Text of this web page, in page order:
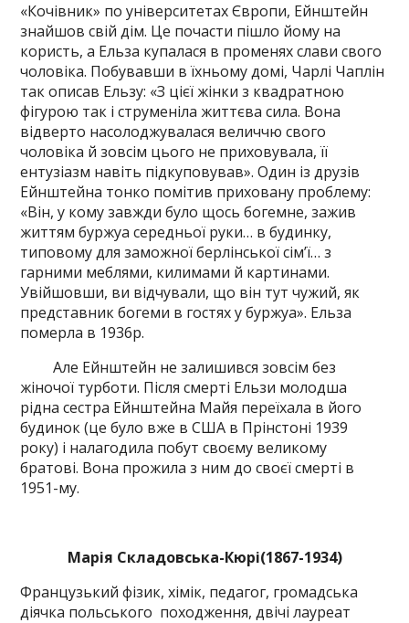
«Кочівник» по університетах Європи, Ейнштейн
знайшов свій дім. Це почасти пішло йому на
користь, а Ельза купалася в променях слави свого
чоловіка. Побувавши в їхньому домі, Чарлі Чаплін
так описав Ельзу: «З цієї жінки з квадратною
фігурою так і струменіла життєва сила. Вона
відверто насолоджувалася величчю свого
чоловіка й зовсім цього не приховувала, її
ентузіазм навіть підкуповував». Один із друзів
Ейнштейна тонко помітив приховану проблему:
«Він, у кому завжди було щось богемне, зажив
життям буржуа середньої руки… в будинку,
типовому для заможної берлінської сім’ї… з
гарними меблями, килимами й картинами.
Увійшовши, ви відчували, що він тут чужий, як
представник богеми в гостях у буржуа». Ельза
померла в 1936р.
Але Ейнштейн не залишився зовсім без
жіночої турботи. Після смерті Ельзи молодша
рідна сестра Ейнштейна Майя переїхала в його
будинок (це було вже в США в Прінстоні 1939
року) і налагодила побут своєму великому
братові. Вона прожила з ним до своєї смерті в
1951-му.
Марія Складовська-Кюрі(1867-1934)
Французький фізик, хімік, педагог, громадська
діячка польського походження, двічі лауреат